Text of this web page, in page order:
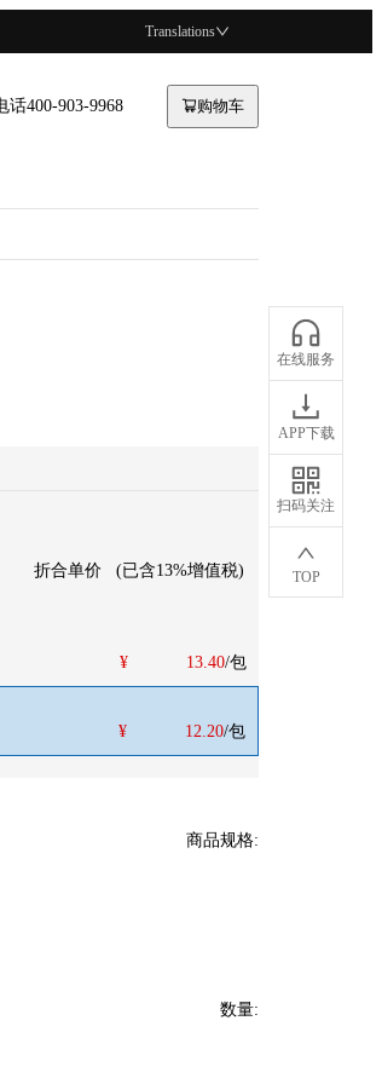
Translations
话400-903-9968 购物车
在线服务
APP下载
扫码关注
TOP
折合单价
(已含13%增值税)
¥
13.40/包
¥
12.20/包
商品规格:
数量: